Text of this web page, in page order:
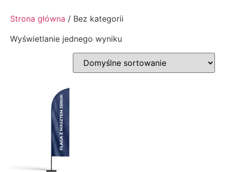
Strona główna / Bez kategorii
Wyświetlanie jednego wyniku